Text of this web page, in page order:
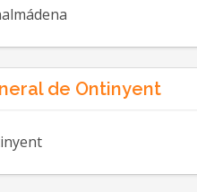
de Ontinyent